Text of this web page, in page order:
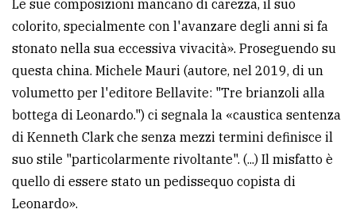
Le sue composizioni mancano di carezza, il suo
colorito, specialmente con l'avanzare degli anni si fa
stonato nella sua eccessiva vivacità». Proseguendo su
questa china. Michele Mauri (autore, nel 2019, di un
volumetto per l'editore Bellavite: "Tre brianzoli alla
bottega di Leonardo.") ci segnala la «caustica sentenza
di Kenneth Clark che senza mezzi termini definisce il
suo stile "particolarmente rivoltante". (...) Il misfatto è
quello di essere stato un pedissequo copista di
Leonardo».